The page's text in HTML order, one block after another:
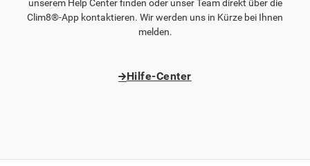
unserem Help Center finden oder unser Team direkt über die
Clim8®-App kontaktieren. Wir werden uns in Kürze bei Ihnen
melden.
Hilfe-Center